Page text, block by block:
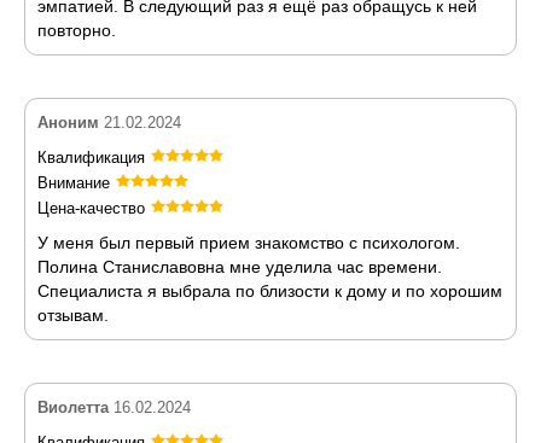
эмпатией. В следующий раз я ещё раз обращусь к ней
повторно.
Аноним 21.02.2024
Квалификация
Внимание
Цена-качество
У меня был первый прием знакомство с психологом.
Полина Станиславовна мне уделила час времени.
Специалиста я выбрала по близости к дому и по хорошим
отзывам.
Виолетта 16.02.2024